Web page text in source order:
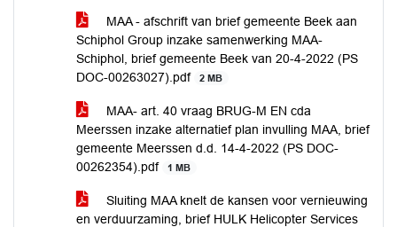
MAA - afschrift van brief gemeente Beek aan
Schiphol Group inzake samenwerking MAA-
Schiphol, brief gemeente Beek van 20-4-2022 (PS
DOC-00263027).pdf
2 MB
MAA- art. 40 vraag BRUG-M EN cda
Meerssen inzake alternatief plan invulling MAA, brief
gemeente Meerssen d.d. 14-4-2022 (PS DOC-
00262354).pdf
1 MB
Sluiting MAA knelt de kansen voor vernieuwing
en verduurzaming, brief HULK Helicopter Services